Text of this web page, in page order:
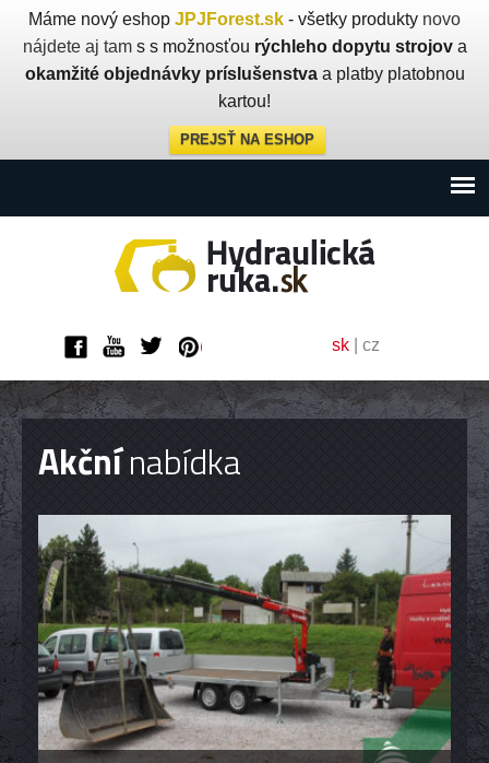
Máme nový eshop JPJForest.sk - všetky produkty novo
nájdete aj tams s možnosťou rýchleho dopytu strojova
okamžité objednávky príslušenstvaa platby platobnou
kartou!
PREJSŤ NA ESHOP
sk cz
Akčnínabídka